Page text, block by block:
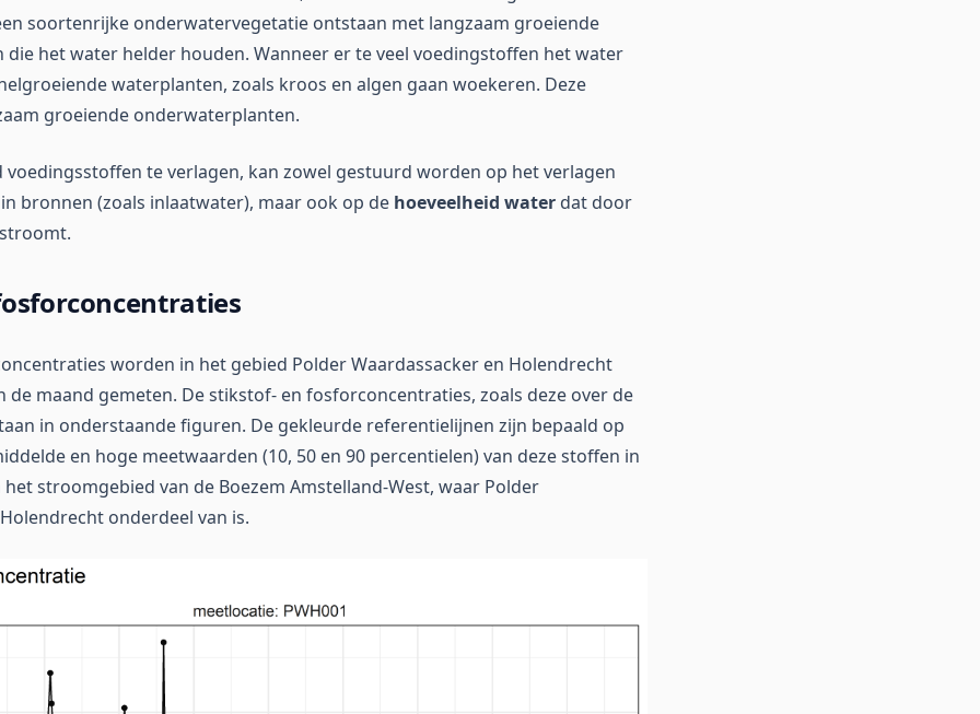
soortenrijke onderwatervegetatie ontstaan met langzaam groeiende
het water helder houden. Wanneer er te veel voedingstoffen het water
waterplanten, zoals kroos en algen gaan woekeren. Deze
groeiende onderwaterplanten.
voedingsstoffen te verlagen, kan zowel gestuurd worden op het verlagen
in bronnen (zoals inlaatwater), maar ook op de hoeveelheid water dat door
worden in het gebied Polder Waardassacker en Holendrecht
de maand gemeten. De stikstof- en fosforconcentraties, zoals deze over de
in onderstaande figuren. De gekleurde referentielijnen zijn bepaald op
en hoge meetwaarden (10, 50 en 90 percentielen) van deze stoffen in
stroomgebied van de Boezem Amstelland-West, waar Polder
onderdeel van is.